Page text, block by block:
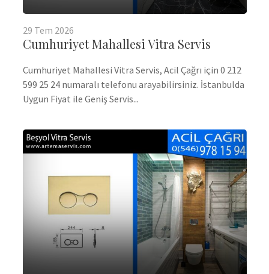
29 Tem 2026
Cumhuriyet Mahallesi Vitra Servis
Cumhuriyet Mahallesi Vitra Servis, Acil Çağrı için 0 212
599 25 24 numaralı telefonu arayabilirsiniz. İstanbulda
Uygun Fiyat ile Geniş Servis...